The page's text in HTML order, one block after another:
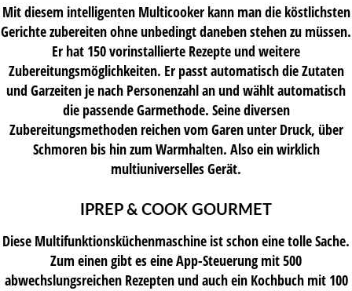
Mit diesem intelligenten Multicooker kann man die köstlichsten
Gerichte zubereiten ohne unbedingt daneben stehen zu müssen.
Er hat 150 vorinstallierte Rezepte und weitere
Zubereitungsmöglichkeiten. Er passt automatisch die Zutaten
und Garzeiten je nach Personenzahl an und wählt automatisch
die passende Garmethode. Seine diversen
Zubereitungsmethoden reichen vom Garen unter Druck, über
Schmoren bis hin zum Warmhalten. Also ein wirklich
multiuniverselles Gerät.
IPREP & COOK GOURMET
Diese Multifunktionsküchenmaschine ist schon eine tolle Sache.
Zum einen gibt es eine App-Steuerung mit 500
abwechslungsreichen Rezepten und auch ein Kochbuch mit 100